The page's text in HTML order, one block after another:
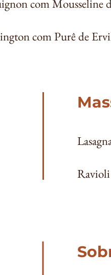
com Mousseline
com Purê de
Ravioli